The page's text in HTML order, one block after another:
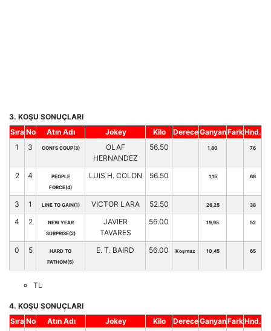
3. KOŞU SONUÇLARI
Sıra No Atın Adı Jokey Kilo DereceGanyanFarkHnd.
1
3 CONI'S COUP(3)
OLAF
HERNANDEZ
56.50 1,80 76
2 4
PEOPLE
FORCE(4)
LUIS H. COLON 56.50 1,15 68
3 1 LINE TO GAIN(1) VICTOR LARA 52.50 26,25 38
4 2
NEW YEAR
SURPRISE(2)
JAVIER
TAVARES
56.00 19,95 52
0 5
HARD TO
FATHOM(5)
E. T. BAIRD 56.00 Koşmaz 10,45 65
TL
4. KOŞU SONUÇLARI
Sıra No Atın Adı Jokey Kilo DereceGanyanFarkHnd.